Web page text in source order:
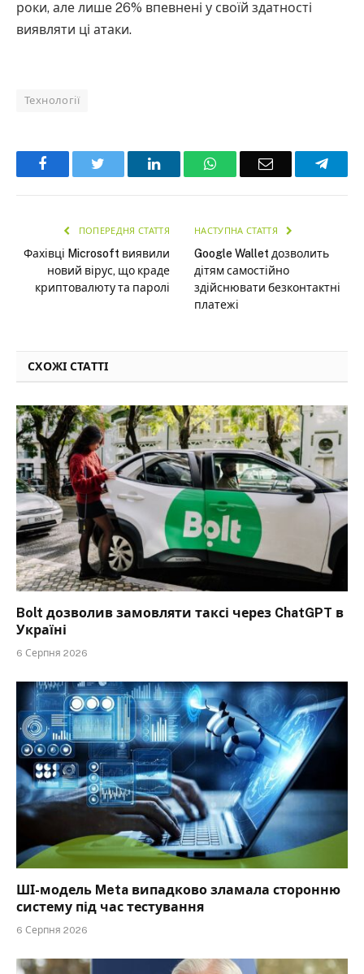
роки, але лише 26% впевнені у своїй здатності
виявляти ці атаки.
Технології
Facebook LinkedInWhatsAppEmail
ПОПЕРЕДНЯ СТАТТЯ
Фахівці Microsoft виявили
новий вірус, що краде
криптовалюту та паролі
НАСТУПНА СТАТТЯ
Google Wallet дозволить
дітям самостійно
здійснювати безконтактні
платежі
СХОЖІ СТАТТІ
Bolt дозволив замовляти таксі через ChatGPT в
Україні
6 Серпня 2026
ШІ-модель Meta випадково зламала сторонню
систему під час тестування
6 Серпня 2026